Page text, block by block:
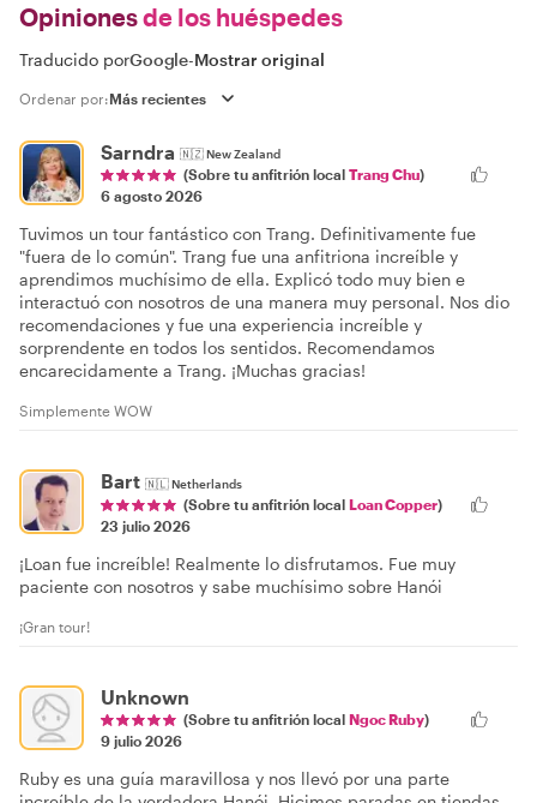
Opinionesde los huéspedes
Traducido porGoogle-Mostrar original
Ordenar por:
Sarndra 🇳🇿New Zealand
(Sobre tu anfitrión local Trang Chu)
6 agosto 2026
Tuvimos un tour fantástico con Trang. Definitivamente fue
"fuera de lo común". Trang fue una anfitriona increíble y
aprendimos muchísimo de ella. Explicó todo muy bien e
interactuó con nosotros de una manera muy personal. Nos dio
recomendaciones y fue una experiencia increíble y
sorprendente en todos los sentidos. Recomendamos
encarecidamente a Trang. ¡Muchas gracias!
Simplemente WOW
Bart 🇳🇱Netherlands
(Sobre tu anfitrión local Loan Copper)
23 julio 2026
¡Loan fue increíble! Realmente lo disfrutamos. Fue muy
paciente con nosotros y sabe muchísimo sobre Hanói
¡Gran tour!
Unknown
(Sobre tu anfitrión local Ngoc Ruby)
9 julio 2026
Ruby es una guía maravillosa y nos llevó por una parte